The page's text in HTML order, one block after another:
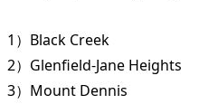
1）Black Creek
2）Glenfield-Jane Heights
3）Mount Dennis